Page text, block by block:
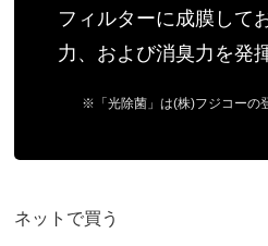
フィルターに成膜して
力、および消臭力を発
※「光除菌」は(株)フジコーの
ネットで買う